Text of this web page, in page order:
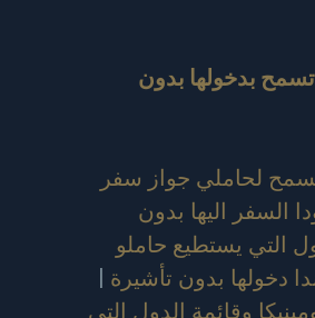
تسمح بدخولها بدون
لحاملي جواز سفر
السفر اليها بدون
التي يستطيع حاملو
دخولها بدون تأشيرة |
وقائمة الدول التي